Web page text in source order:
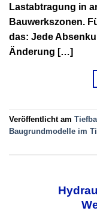
Lastabtragung in
Bauwerkszonen.
das: Jede
Änderung […]
Veröffentlicht am
Baugrundmodelle im